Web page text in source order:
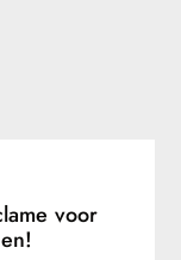
voor